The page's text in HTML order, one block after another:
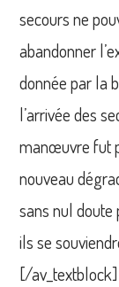
secours ne
abandonner
donnée par la
l’arrivée des
manœuvre fut
nouveau
sans nul doute
ils se
[/av_textblock]